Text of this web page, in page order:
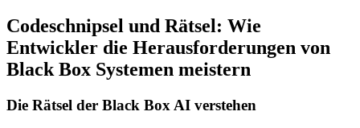
Codeschnipsel und Rätsel: Wie
Entwickler die Herausforderungen von
Black Box Systemen meistern
Die Rätsel der Black Box AI verstehen